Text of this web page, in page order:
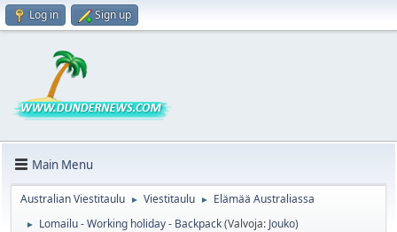
Log in Sign up
Main Menu
Australian Viestitaulu ► Viestitaulu ► Elämää Australiassa
► Lomailu - Working holiday - Backpack(Valvoja: Jouko)